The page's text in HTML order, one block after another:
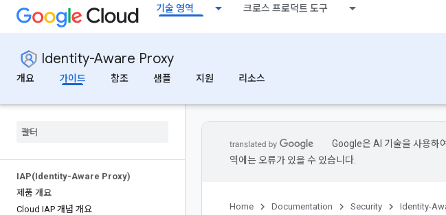
기술 영역 크로스 프로덕트 도구
Identity-Aware Proxy
개요
가이드 참조 샘플 지원 리소스
IAP(Identity-Aware Proxy)
제품 개요
Cloud IAP 개념 개요
Google은 AI 기술을 사용하
역에는 오류가 있을 수 있습니다.
Home Documentation Security Identity-